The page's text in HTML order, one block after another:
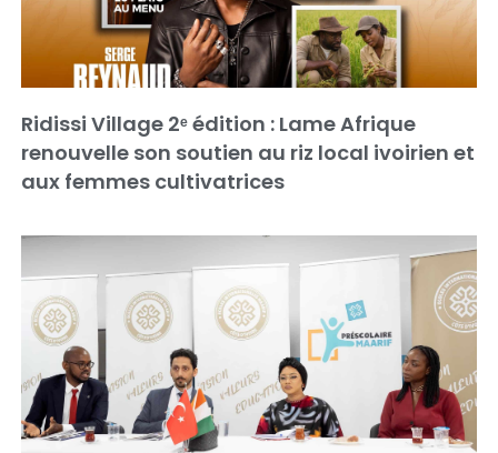
Ridissi Village 2ᵉ édition : Lame Afrique
renouvelle son soutien au riz local ivoirien et
aux femmes cultivatrices